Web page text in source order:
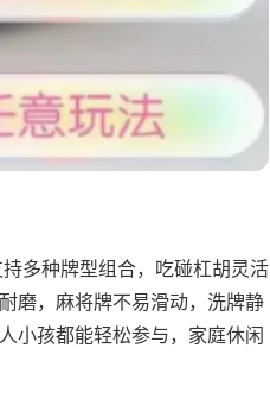
多种牌型组合，吃碰杠胡灵活
磨，麻将牌不易滑动，洗牌静
小孩都能轻松参与，家庭休闲